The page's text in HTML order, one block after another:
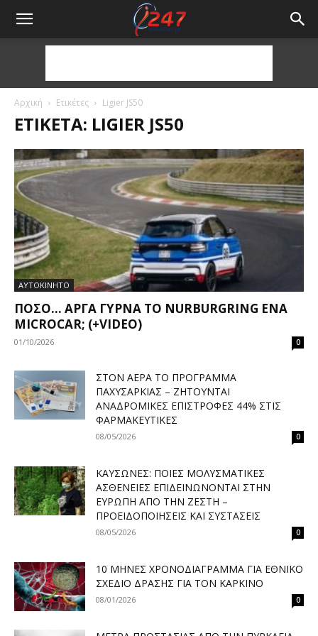
Αρχική Ετικέτες Ligier JS50
ΕΤΙΚΈΤΑ: LIGIER JS50
ΑΥΤΟΚΙΝΗΤΟ
ΠΌΣΟ… ΑΡΓΆ ΓΥΡΝΆ ΤΟ NURBURGRING ΈΝΑ
MICROCAR; (+VIDEO)
01/10/2026 0
ΣΤΟΝ ΑΈΡΑ ΤΟ ΠΡΌΓΡΑΜΜΑ
ΠΑΧΥΣΑΡΚΊΑΣ – ΖΗΤΟΎΝΤΑΙ
ΑΝΑΔΡΟΜΙΚΈΣ ΕΠΙΣΤΡΟΦΈΣ 44% ΣΤΙΣ
ΦΑΡΜΑΚΕΥΤΙΚΈΣ
08/05/2026 0
ΚΑΎΣΩΝΕΣ: ΠΟΙΕΣ ΜΟΛΥΣΜΑΤΙΚΈΣ
ΑΣΘΈΝΕΙΕΣ ΕΠΙΔΕΙΝΏΝΟΝΤΑΙ ΣΤΗΝ
ΕΥΡΏΠΗ ΑΠΌ ΤΗΝ ΖΈΣΤΗ –
ΠΡΟΕΙΔΟΠΟΙΉΣΕΙΣ ΚΑΙ ΣΥΣΤΆΣΕΙΣ
08/05/2026 0
10 ΜΉΝΕΣ ΧΡΟΝΟΔΙΆΓΡΑΜΜΑ ΓΙΑ ΕΘΝΙΚΌ
ΣΧΈΔΙΟ ΔΡΆΣΗΣ ΓΙΑ ΤΟΝ ΚΑΡΚΊΝΟ
08/01/2026 0